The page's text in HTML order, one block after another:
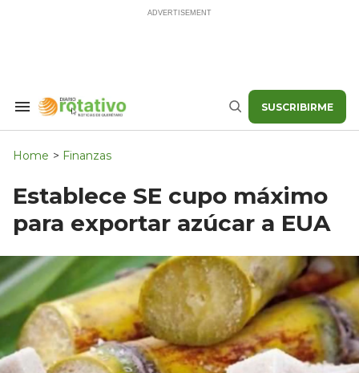
Search
Navigation
Buscar SUSCRIBIRME
Home > Finanzas
Establece SE cupo máximo
para exportar azúcar a EUA